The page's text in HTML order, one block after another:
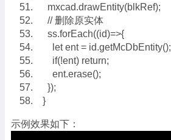
mxcad.drawEntity(blkRef);
// 删除原实体
ss.forEach((id)=>{
let ent = id.getMcDbEntity();
if(!ent) return;
ent.erase();
});
}
示例效果如下：